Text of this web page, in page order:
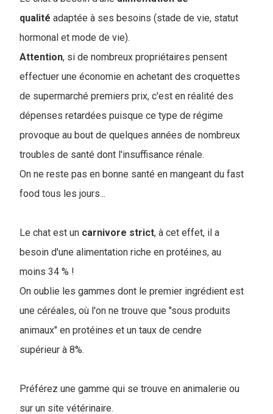
qualité adaptée à ses besoins (stade de vie, statut
hormonal et mode de vie).
Attention, si de nombreux propriétaires pensent
effectuer une économie en achetant des croquettes
de supermarché premiers prix, c'est en réalité des
dépenses retardées puisque ce type de régime
provoque au bout de quelques années de nombreux
troubles de santé dont l'insuffisance rénale.
On ne reste pas en bonne santé en mangeant du fast
food tous les jours...
Le chat est un carnivore strict, à cet effet, il a
besoin d'une alimentation riche en protéines, au
moins 34 % !
On oublie les gammes dont le premier ingrédient est
une céréales, où l'on ne trouve que "sous produits
animaux" en protéines et un taux de cendre
supérieur à 8%.
Préférez une gamme qui se trouve en animalerie ou
sur un site vétérinaire.